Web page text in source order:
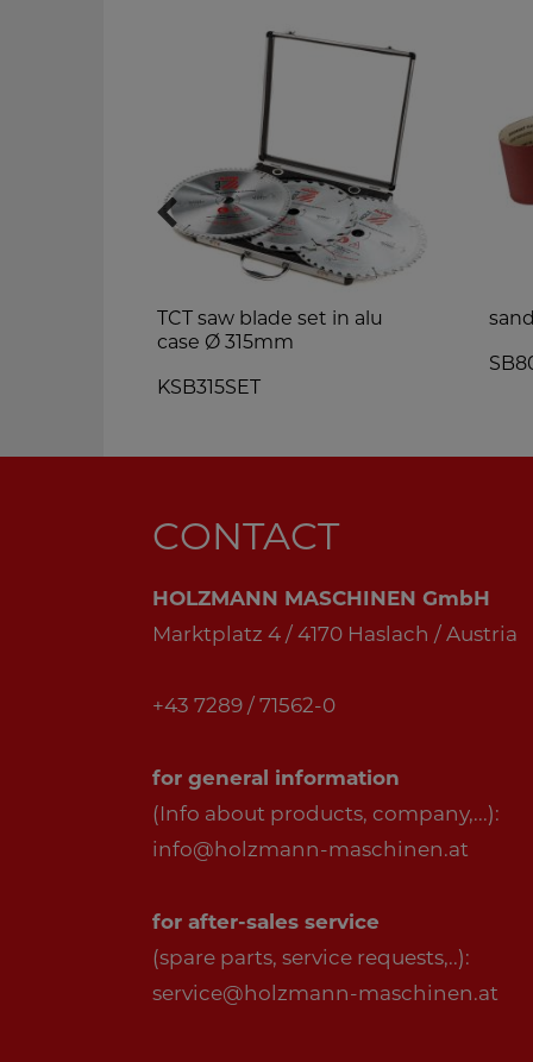
TCT saw blade set in alu
case Ø 315mm
KSB315SET
CONTACT
HOLZMANN MASCHINEN GmbH
Marktplatz 4 / 4170 Haslach / Austria
+43 7289 / 71562-0
for general information
(Info about products, company,...):
info@holzmann-maschinen.at
for after-sales service
(spare parts, service requests,..):
service@holzmann-maschinen.at